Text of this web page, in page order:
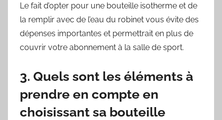
Le fait d’opter pour une bouteille isotherme et de
la remplir avec de l’eau du robinet vous évite des
dépenses importantes et permettrait en plus de
couvrir votre abonnement à la salle de sport.
3. Quels sont les éléments à
prendre en compte en
choisissant sa bouteille